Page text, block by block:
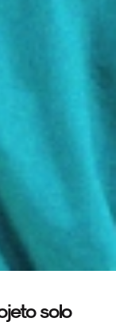
solo